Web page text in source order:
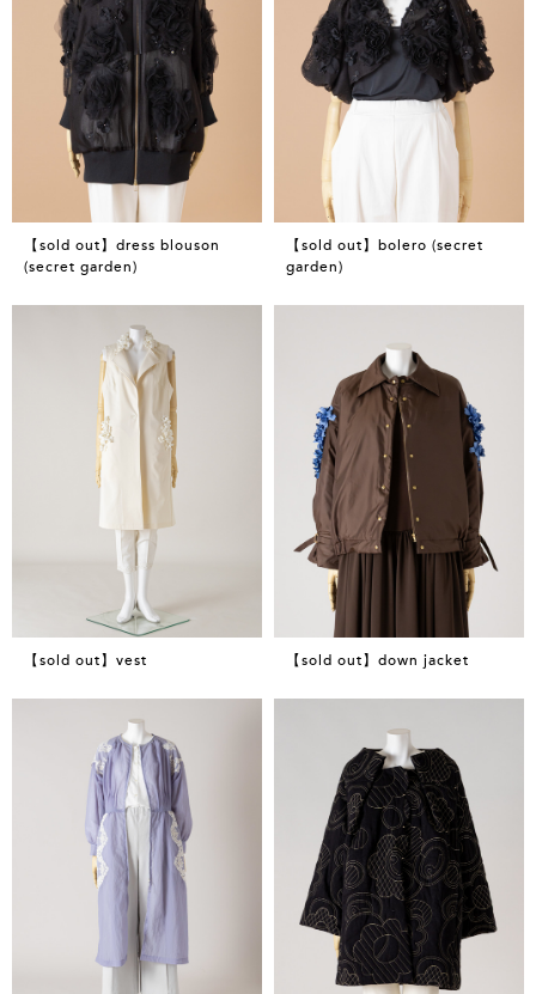
【sold out】dress blouson
(secret garden)
【sold out】bolero (secret
garden)
【sold out】vest 【sold out】down jacket